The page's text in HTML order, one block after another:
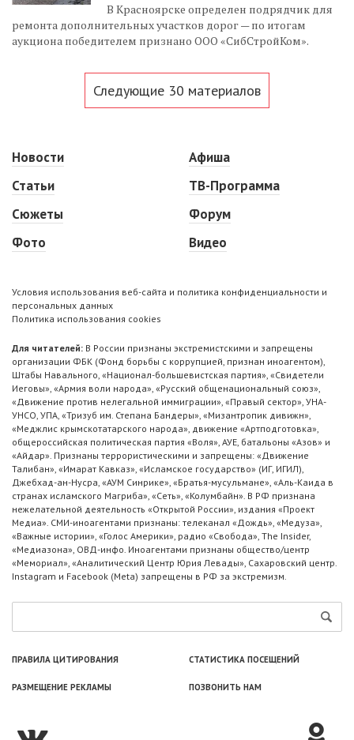
В Красноярске определен подрядчик для
ремонта дополнительных участков дорог — по итогам
аукциона победителем признано ООО «СибСтройКом».
Следующие 30 материалов
Новости
Статьи
Сюжеты
Фото
Афиша
ТВ-Программа
Форум
Видео
Условия использования веб-сайта и политика конфиденциальности и
персональных данных
Политика использования cookies
Для читателей: В России признаны экстремистскими и запрещены
организации ФБК (Фонд борьбы с коррупцией, признан иноагентом),
Штабы Навального, «Национал-большевистская партия», «Свидетели
Иеговы», «Армия воли народа», «Русский общенациональный союз»,
«Движение против нелегальной иммиграции», «Правый сектор», УНА-
УНСО, УПА, «Тризуб им. Степана Бандеры», «Мизантропик дивижн»,
«Меджлис крымскотатарского народа», движение «Артподготовка»,
общероссийская политическая партия «Воля», АУЕ, батальоны «Азов» и
«Айдар». Признаны террористическими и запрещены: «Движение
Талибан», «Имарат Кавказ», «Исламское государство» (ИГ, ИГИЛ),
Джебхад-ан-Нусра, «АУМ Синрике», «Братья-мусульмане», «Аль-Каида в
странах исламского Магриба», «Сеть», «Колумбайн». В РФ признана
нежелательной деятельность «Открытой России», издания «Проект
Медиа». СМИ-иноагентами признаны: телеканал «Дождь», «Медуза»,
«Важные истории», «Голос Америки», радио «Свобода», The Insider,
«Медиазона», ОВД-инфо. Иноагентами признаны общество/центр
«Мемориал», «Аналитический Центр Юрия Левады», Сахаровский центр.
Instagram и Facebook (Metа) запрещены в РФ за экстремизм.
ПРАВИЛА ЦИТИРОВАНИЯ СТАТИСТИКА ПОСЕЩЕНИЙ
РАЗМЕЩЕНИЕ РЕКЛАМЫ ПОЗВОНИТЬ НАМ